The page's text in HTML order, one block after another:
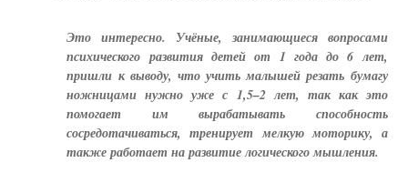
Это интересно. Учёные, занимающиеся вопросами
психического развития детей от 1 года до 6 лет,
пришли к выводу, что учить малышей резать бумагу
ножницами нужно уже с 1,5–2 лет, так как это
помогает им вырабатывать способность
сосредотачиваться, тренирует мелкую моторику, а
также работает на развитие логического мышления.